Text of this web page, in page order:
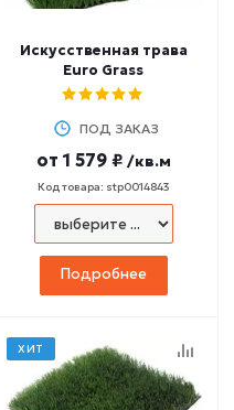
Искусственная трава
Euro Grass
ПОД ЗАКАЗ
от 1 579 ₽ /кв.м
Код товара: stp0014843
Подробнее
ХИТ